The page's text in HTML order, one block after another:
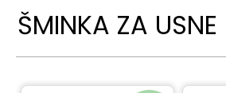
ŠMINKA ZA USNE